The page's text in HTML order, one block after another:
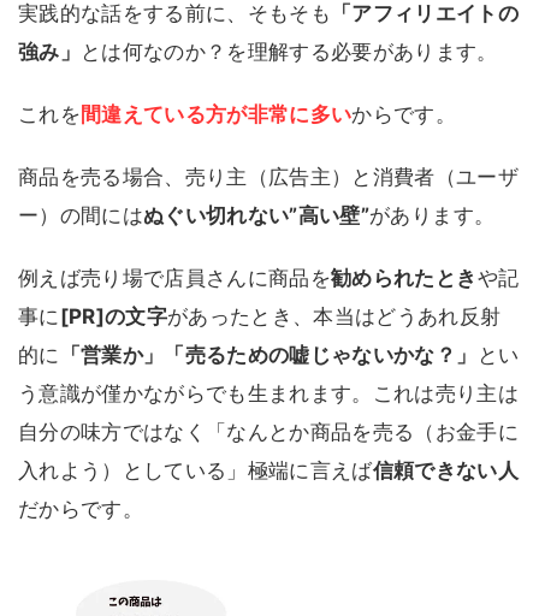
実践的な話をする前に、そもそも 「アフィリエイトの
強み」 とは何なのか？を理解する必要があります。
これを 間違えている方が非常に多いからです。
商品を売る場合、売り主（広告主）と消費者（ユーザ
ー）の間にはぬぐい切れない”高い壁”があります。
例えば売り場で店員さんに商品を勧められたとき や記
事に [PR]の文字があったとき、本当はどうあれ反射
的に 「営業か」「売るための嘘じゃないかな？」
とい
う意識が僅かながらでも生まれます。これは売り主は
自分の味方ではなく「なんとか商品を売る（お金手に
入れよう）としている」極端に言えば信頼できない人
だからです。